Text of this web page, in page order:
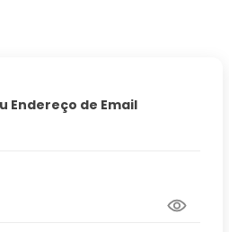
Endereço de Email